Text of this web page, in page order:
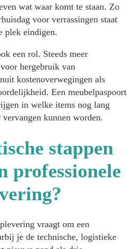
wat waar komt te staan. Zo
voor verrassingen staat
plek eindigen.
een rol. Steeds meer
hergebruik van
kostenoverwegingen als
Een meubelpaspoort
in welke items nog lang
kunnen worden.
stappen
professionele
vraagt om een
je de technische, logistieke